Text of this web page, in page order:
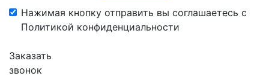
Нажимая кнопку отправить вы соглашаетесь с
Политикой конфиденциальности
Заказать
звонок